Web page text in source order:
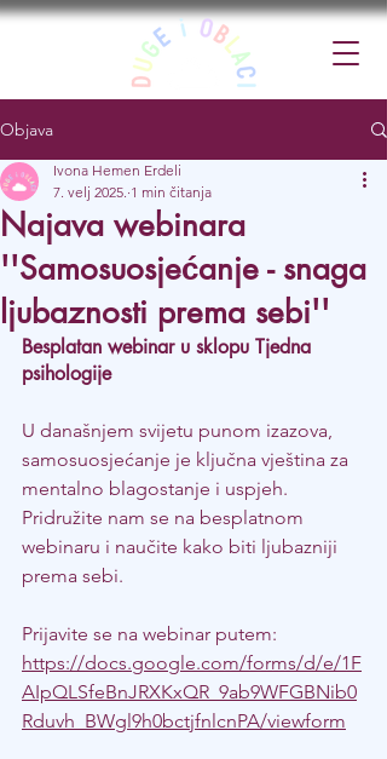
Objava
Najava webinara
''Samosuosjećanje - snaga
ljubaznosti prema sebi''
Ivona Hemen Erdeli
7. velj 2025. 1 min čitanja
Besplatan webinar u sklopu Tjedna
psihologije
U današnjem svijetu punom izazova,
samosuosjećanje je ključna vještina za
mentalno blagostanje i uspjeh.
Pridružite nam se na besplatnom
webinaru i naučite kako biti ljubazniji
prema sebi.
Prijavite se na webinar putem:
https://docs.google.com/forms/d/e/1F
AIpQLSfeBnJRXKxQR_9ab9WFGBNib0
Rduvh_BWgl9h0bctjfnlcnPA/viewform